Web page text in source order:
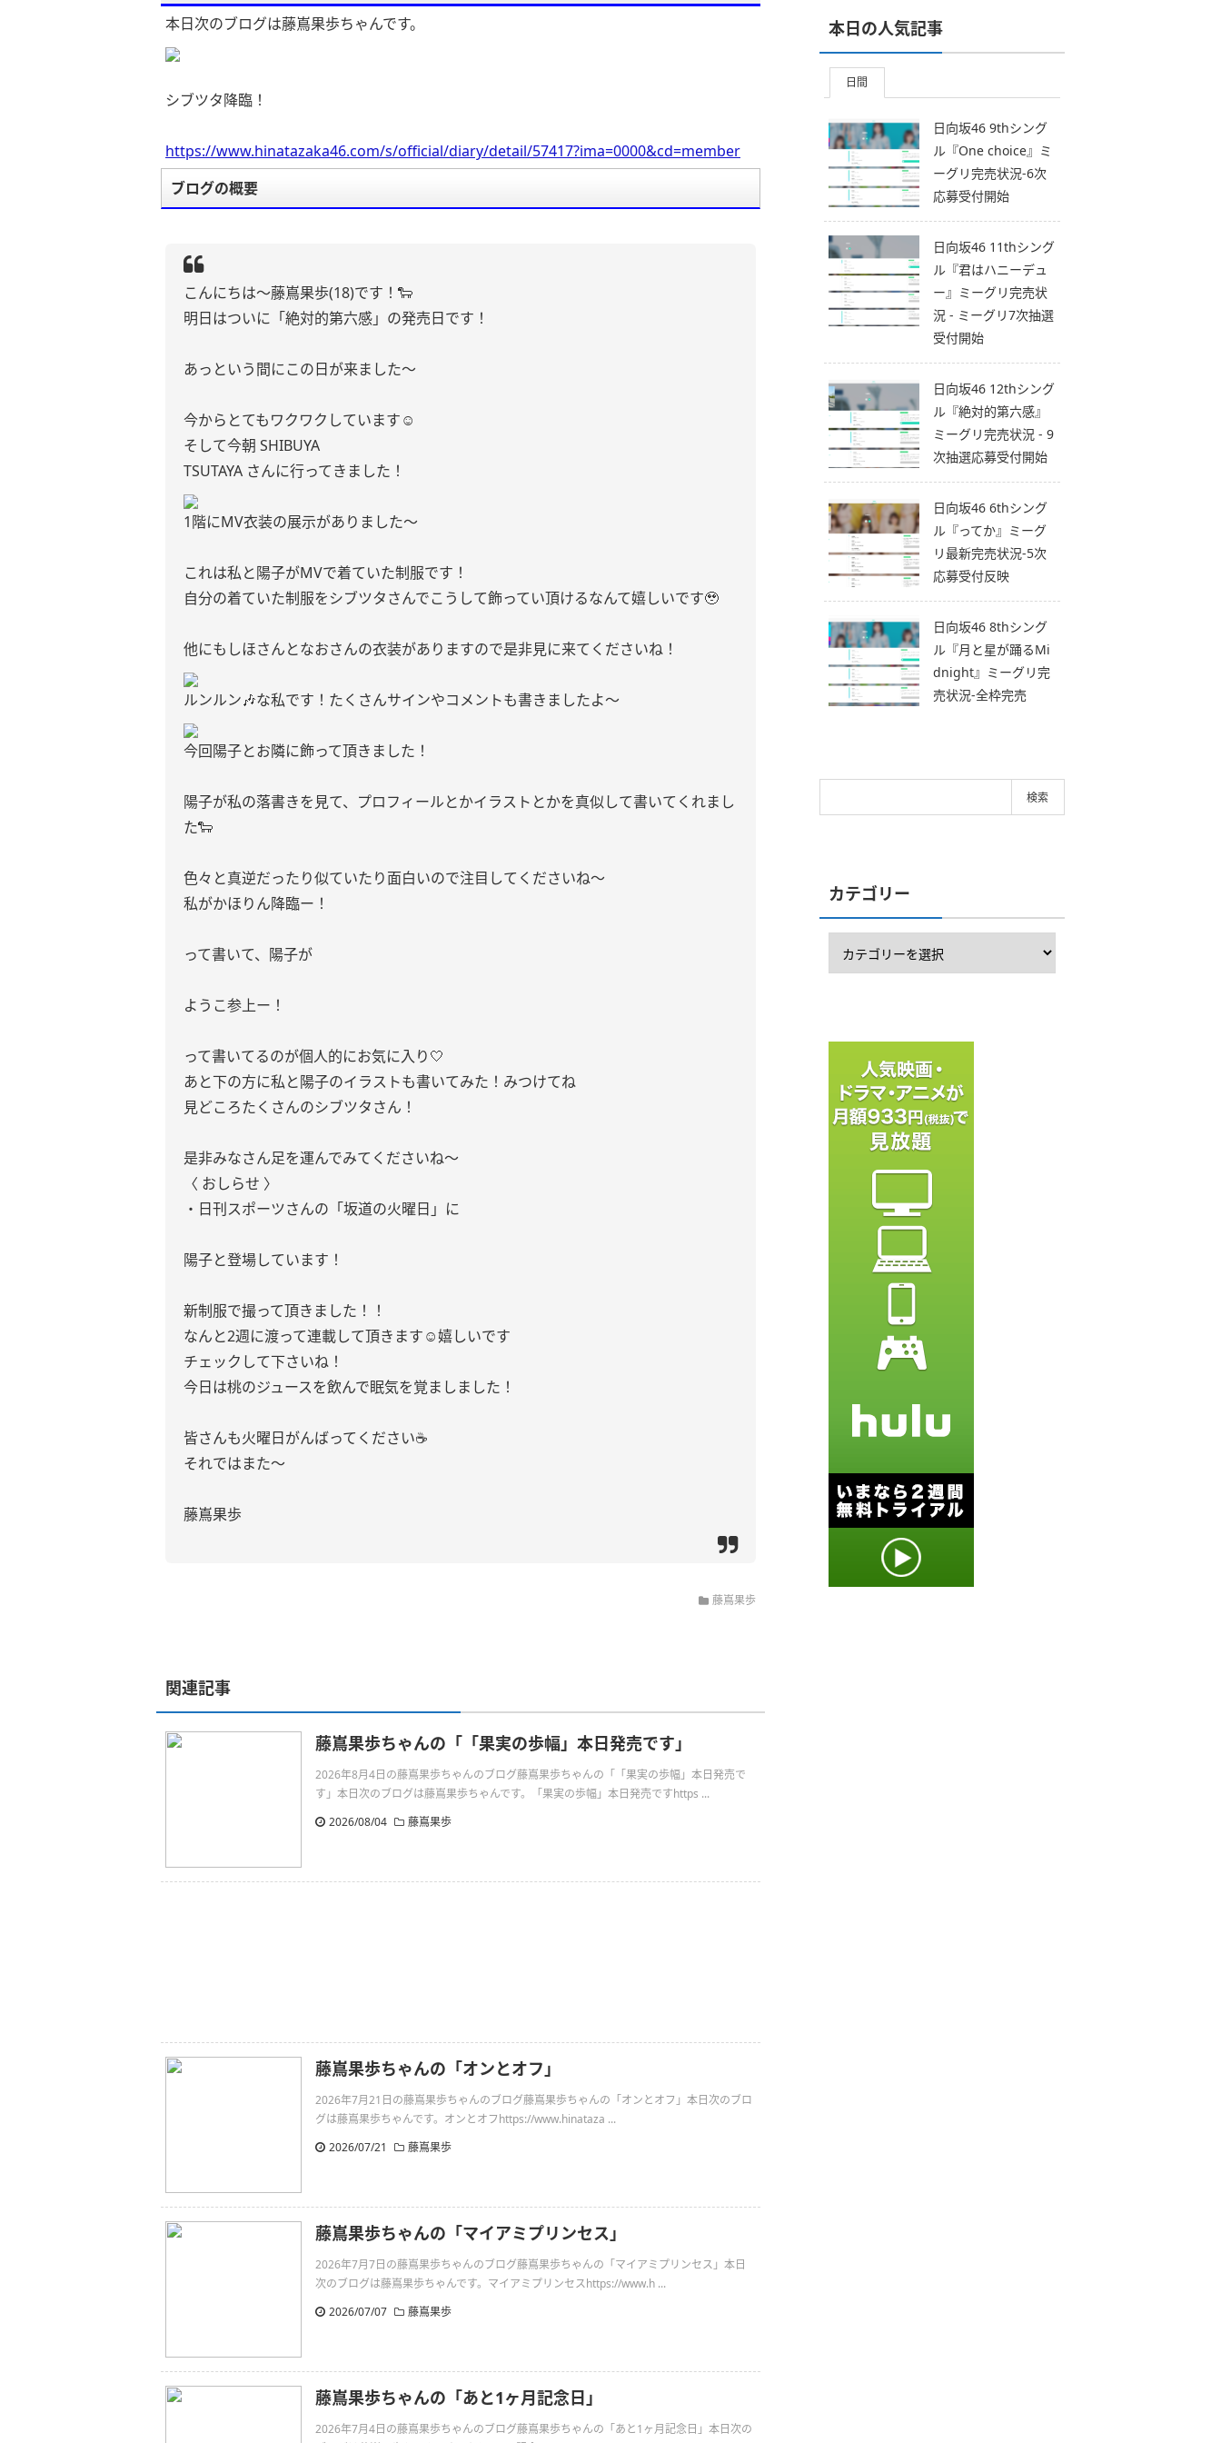
本日次のブログは藤嶌果歩ちゃんです。
シブツタ降臨！
https://www.hinatazaka46.com/s/official/diary/detail/57417?ima=0000&cd=member
ブログの概要
こんにちは〜藤嶌果歩(18)です！🐑
明日はついに「絶対的第六感」の発売日です！
あっという間にこの日が来ました〜
今からとてもワクワクしています☺️
そして今朝 SHIBUYA
TSUTAYA さんに行ってきました！
1階にMV衣装の展示がありました〜
これは私と陽子がMVで着ていた制服です！
自分の着ていた制服をシブツタさんでこうして飾ってい頂けるなんて嬉しいです🥹
他にもしほさんとなおさんの衣装がありますので是非見に来てくださいね！
ルンルン🎶な私です！たくさんサインやコメントも書きましたよ〜
今回陽子とお隣に飾って頂きました！
陽子が私の落書きを見て、プロフィールとかイラストとかを真似して書いてくれまし
た🐑
色々と真逆だったり似ていたり面白いので注目してくださいね〜
私がかほりん降臨ー！
って書いて、陽子が
ようこ参上ー！
って書いてるのが個人的にお気に入り🤍
あと下の方に私と陽子のイラストも書いてみた！みつけてね
見どころたくさんのシブツタさん！
是非みなさん足を運んでみてくださいね〜
〈 おしらせ 〉
・日刊スポーツさんの「坂道の火曜日」に
陽子と登場しています！
新制服で撮って頂きました！！
なんと2週に渡って連載して頂きます☺️嬉しいです
チェックして下さいね！
今日は桃のジュースを飲んで眠気を覚ましました！
皆さんも火曜日がんばってください☕️
それではまた〜
藤嶌果歩
藤嶌果歩
関連記事
藤嶌果歩ちゃんの「「果実の歩幅」本日発売です」
2026年8月4日の藤嶌果歩ちゃんのブログ藤嶌果歩ちゃんの「「果実の歩幅」本日発売で
す」本日次のブログは藤嶌果歩ちゃんです。「果実の歩幅」本日発売ですhttps ...
2026/08/04
藤嶌果歩
藤嶌果歩ちゃんの「オンとオフ」
2026年7月21日の藤嶌果歩ちゃんのブログ藤嶌果歩ちゃんの「オンとオフ」本日次のブロ
グは藤嶌果歩ちゃんです。オンとオフhttps://www.hinataza ...
2026/07/21
藤嶌果歩
藤嶌果歩ちゃんの「マイアミプリンセス」
2026年7月7日の藤嶌果歩ちゃんのブログ藤嶌果歩ちゃんの「マイアミプリンセス」本日
次のブログは藤嶌果歩ちゃんです。マイアミプリンセスhttps://www.h ...
2026/07/07
藤嶌果歩
藤嶌果歩ちゃんの「あと1ヶ月記念日」
2026年7月4日の藤嶌果歩ちゃんのブログ藤嶌果歩ちゃんの「あと1ヶ月記念日」本日次の
本日の人気記事
日間
日向坂46 9thシング
ル『One choice』ミ
ーグリ完売状況-6次
応募受付開始
日向坂46 11thシング
ル『君はハニーデュ
ー』ミーグリ完売状
況 - ミーグリ7次抽選
受付開始
日向坂46 12thシング
ル『絶対的第六感』
ミーグリ完売状況 - 9
次抽選応募受付開始
日向坂46 6thシング
ル『ってか』ミーグ
リ最新完売状況-5次
応募受付反映
日向坂46 8thシング
ル『月と星が踊るMi
dnight』ミーグリ完
売状況-全枠完売
カテゴリー